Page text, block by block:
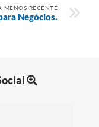
MENOS RECENTE
Negócios.